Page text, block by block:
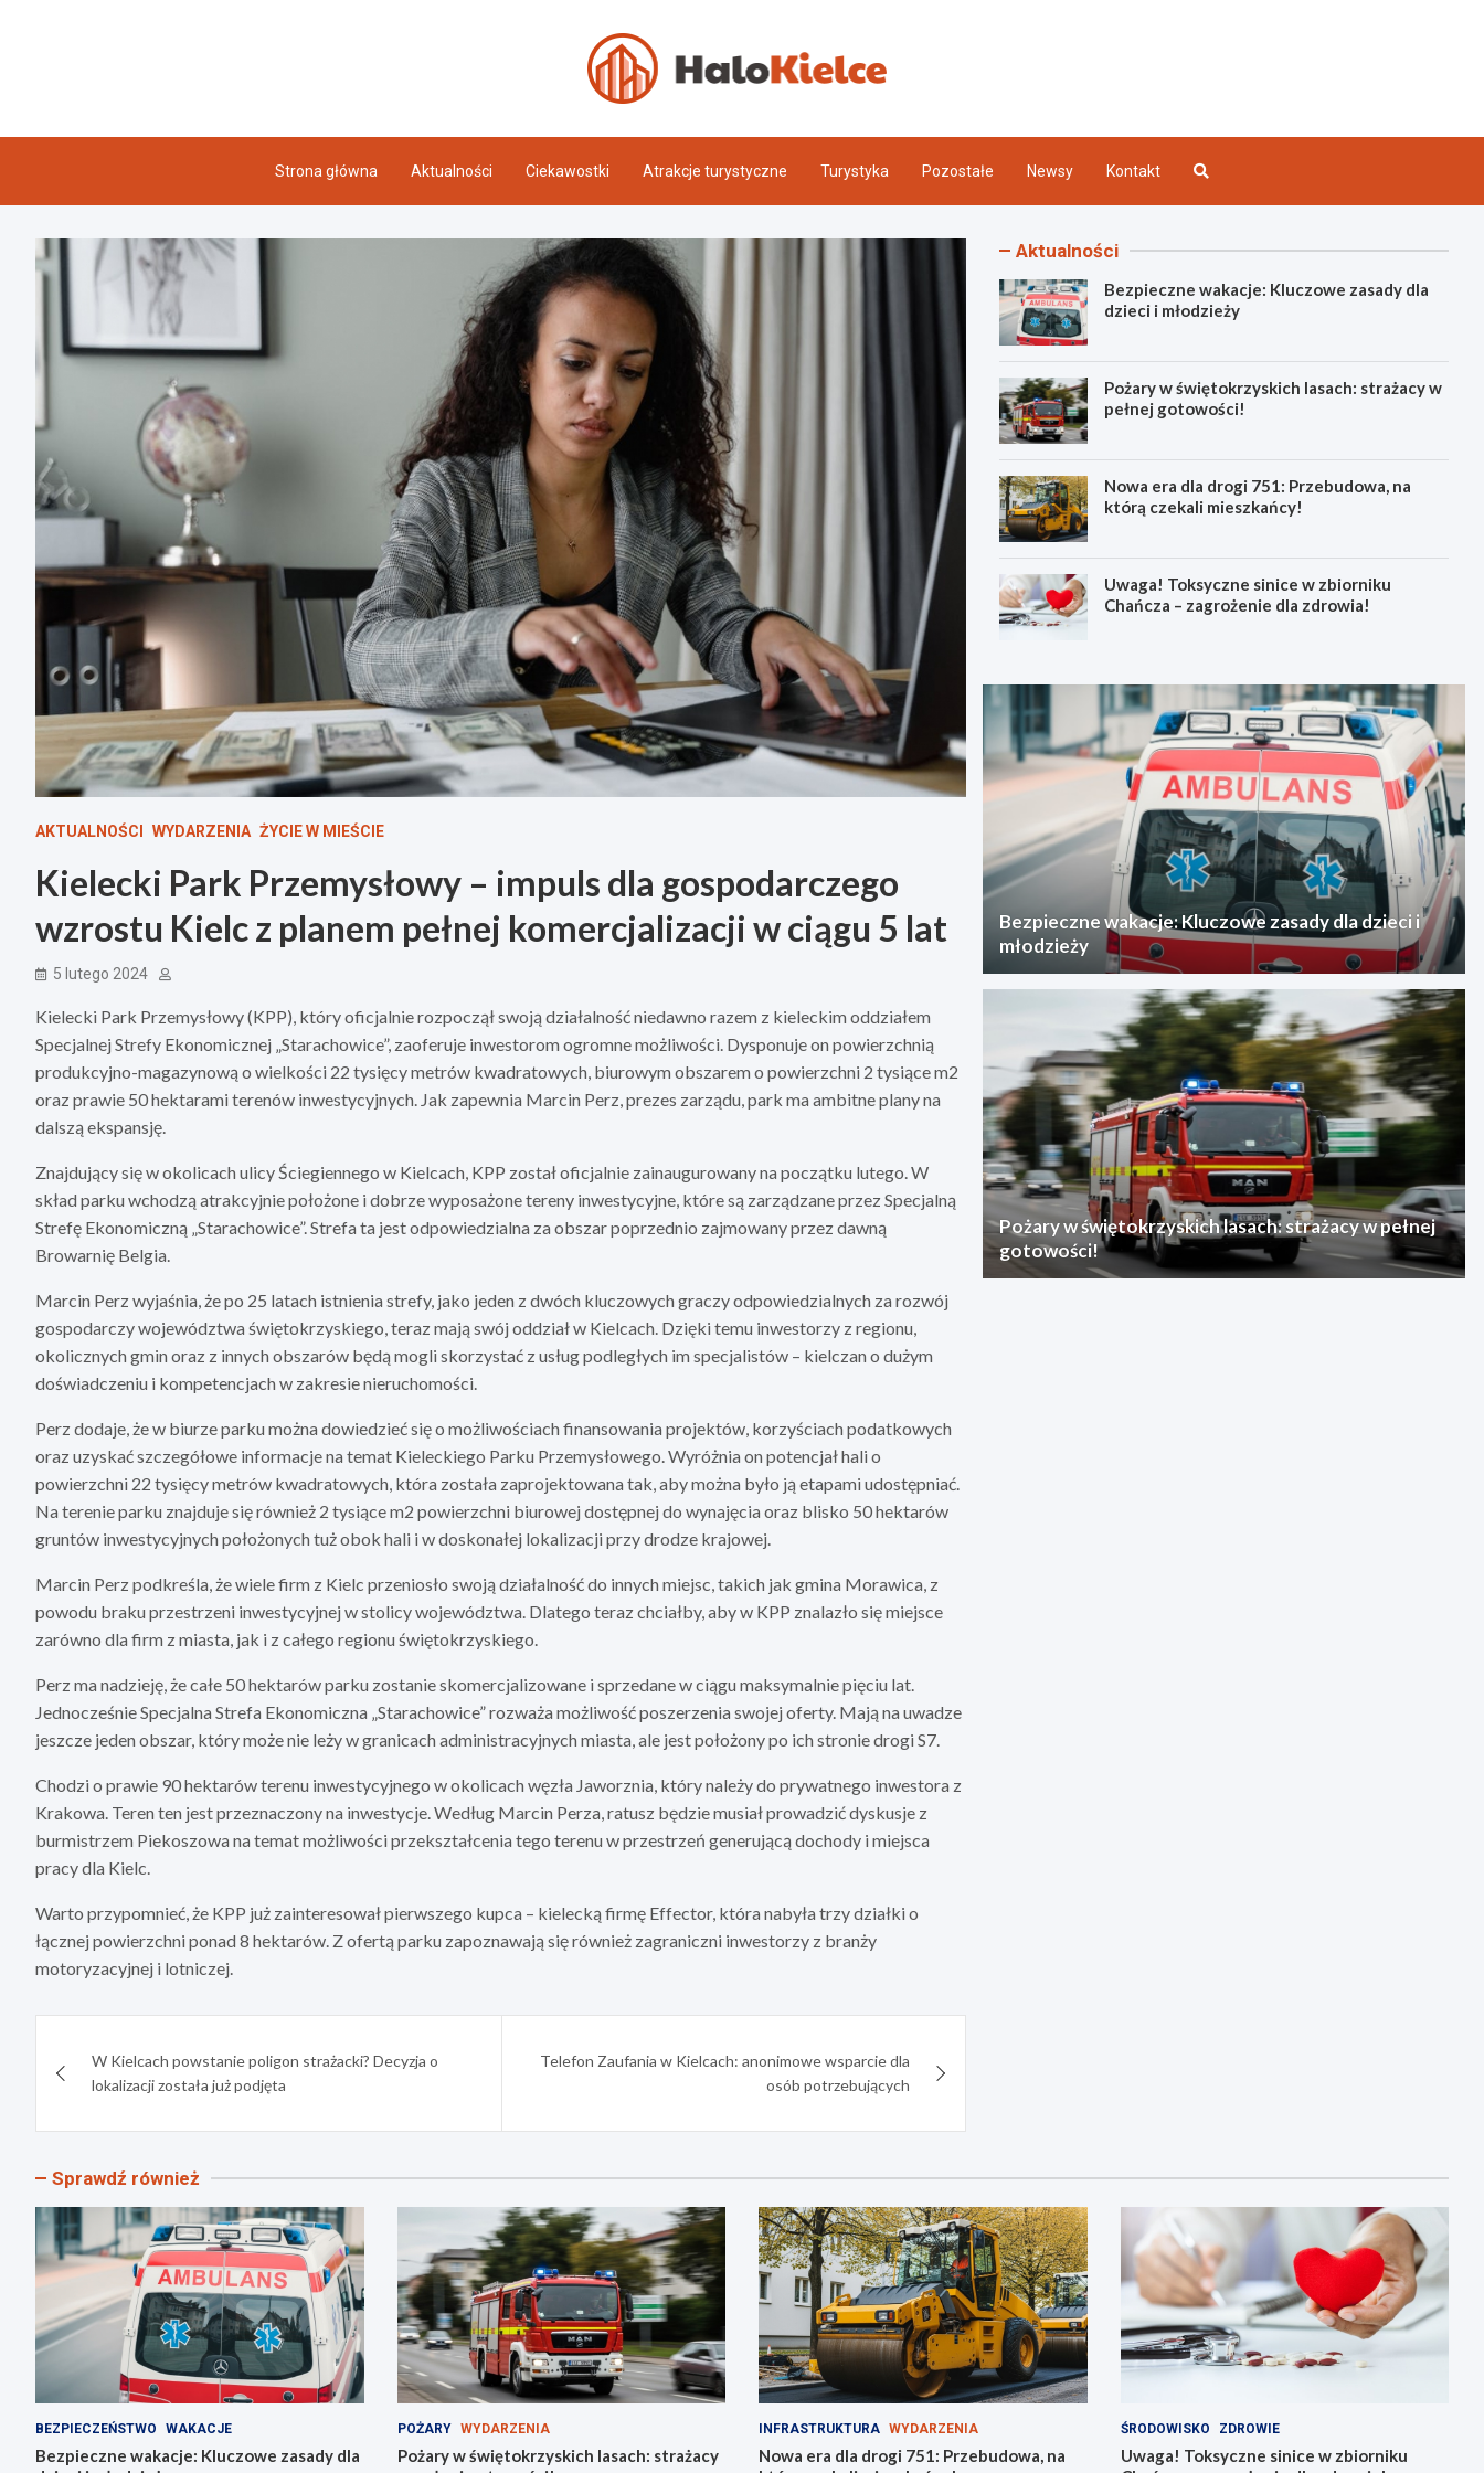
Strona główna Aktualności Ciekawostki Atrakcje turystyczne Turystyka Pozostałe Newsy Kontakt
AKTUALNOŚCI WYDARZENIA ŻYCIE W MIEŚCIE
Kielecki Park Przemysłowy – impuls dla gospodarczego
wzrostu Kielc z planem pełnej komercjalizacji w ciągu 5 lat
5 lutego 2024
Kielecki Park Przemysłowy (KPP), który oficjalnie rozpoczął swoją działalność niedawno razem z kieleckim oddziałem
Specjalnej Strefy Ekonomicznej „Starachowice”, zaoferuje inwestorom ogromne możliwości. Dysponuje on powierzchnią
produkcyjno-magazynową o wielkości 22 tysięcy metrów kwadratowych, biurowym obszarem o powierzchni 2 tysiące m2
oraz prawie 50 hektarami terenów inwestycyjnych. Jak zapewnia Marcin Perz, prezes zarządu, park ma ambitne plany na
dalszą ekspansję.
Znajdujący się w okolicach ulicy Ściegiennego w Kielcach, KPP został oficjalnie zainaugurowany na początku lutego. W
skład parku wchodzą atrakcyjnie położone i dobrze wyposażone tereny inwestycyjne, które są zarządzane przez Specjalną
Strefę Ekonomiczną „Starachowice”. Strefa ta jest odpowiedzialna za obszar poprzednio zajmowany przez dawną
Browarnię Belgia.
Marcin Perz wyjaśnia, że po 25 latach istnienia strefy, jako jeden z dwóch kluczowych graczy odpowiedzialnych za rozwój
gospodarczy województwa świętokrzyskiego, teraz mają swój oddział w Kielcach. Dzięki temu inwestorzy z regionu,
okolicznych gmin oraz z innych obszarów będą mogli skorzystać z usług podległych im specjalistów – kielczan o dużym
doświadczeniu i kompetencjach w zakresie nieruchomości.
Perz dodaje, że w biurze parku można dowiedzieć się o możliwościach finansowania projektów, korzyściach podatkowych
oraz uzyskać szczegółowe informacje na temat Kieleckiego Parku Przemysłowego. Wyróżnia on potencjał hali o
powierzchni 22 tysięcy metrów kwadratowych, która została zaprojektowana tak, aby można było ją etapami udostępniać.
Na terenie parku znajduje się również 2 tysiące m2 powierzchni biurowej dostępnej do wynajęcia oraz blisko 50 hektarów
gruntów inwestycyjnych położonych tuż obok hali i w doskonałej lokalizacji przy drodze krajowej.
Marcin Perz podkreśla, że wiele firm z Kielc przeniosło swoją działalność do innych miejsc, takich jak gmina Morawica, z
powodu braku przestrzeni inwestycyjnej w stolicy województwa. Dlatego teraz chciałby, aby w KPP znalazło się miejsce
zarówno dla firm z miasta, jak i z całego regionu świętokrzyskiego.
Perz ma nadzieję, że całe 50 hektarów parku zostanie skomercjalizowane i sprzedane w ciągu maksymalnie pięciu lat.
Jednocześnie Specjalna Strefa Ekonomiczna „Starachowice” rozważa możliwość poszerzenia swojej oferty. Mają na uwadze
jeszcze jeden obszar, który może nie leży w granicach administracyjnych miasta, ale jest położony po ich stronie drogi S7.
Chodzi o prawie 90 hektarów terenu inwestycyjnego w okolicach węzła Jaworznia, który należy do prywatnego inwestora z
Krakowa. Teren ten jest przeznaczony na inwestycje. Według Marcin Perza, ratusz będzie musiał prowadzić dyskusje z
burmistrzem Piekoszowa na temat możliwości przekształcenia tego terenu w przestrzeń generującą dochody i miejsca
pracy dla Kielc.
Warto przypomnieć, że KPP już zainteresował pierwszego kupca – kielecką firmę Effector, która nabyła trzy działki o
łącznej powierzchni ponad 8 hektarów. Z ofertą parku zapoznawają się również zagraniczni inwestorzy z branży
motoryzacyjnej i lotniczej.
wpisuW Kielcach powstanie poligon strażacki? Decyzja o
lokalizacji została już podjęta
Telefon Zaufania w Kielcach: anonimowe wsparcie dla
osób potrzebujących
Aktualności
Bezpieczne wakacje: Kluczowe zasady dla
dzieci i młodzieży
Pożary w świętokrzyskich lasach: strażacy w
pełnej gotowości!
Nowa era dla drogi 751: Przebudowa, na
którą czekali mieszkańcy!
Uwaga! Toksyczne sinice w zbiorniku
Chańcza – zagrożenie dla zdrowia!
Bezpieczne wakacje: Kluczowe zasady dla dzieci i
młodzieży
Pożary w świętokrzyskich lasach: strażacy w pełnej
gotowości!
Sprawdź również
BEZPIECZEŃSTWO WAKACJE
Bezpieczne wakacje: Kluczowe zasady dla
POŻARY WYDARZENIA
Pożary w świętokrzyskich lasach: strażacy
INFRASTRUKTURA WYDARZENIA
Nowa era dla drogi 751: Przebudowa, na
ŚRODOWISKO ZDROWIE
Uwaga! Toksyczne sinice w zbiorniku